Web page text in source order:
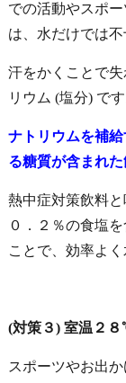
での活動やスポ
は、水だけでは不
汗をかくことで
リウム (塩分) です
ナトリウムを補
る糖質が含まれ
熱中症対策飲料
０．２％の食塩
ことで、効率よく
(対策３) 室温２
スポーツやお出